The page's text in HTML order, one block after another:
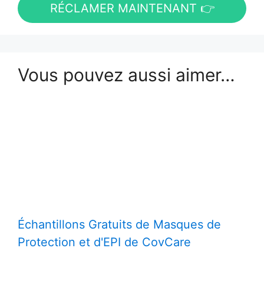
RÉCLAMER MAINTENANT 👉
Vous pouvez aussi aimer…
Échantillons Gratuits de Masques de
Protection et d'EPI de CovCare